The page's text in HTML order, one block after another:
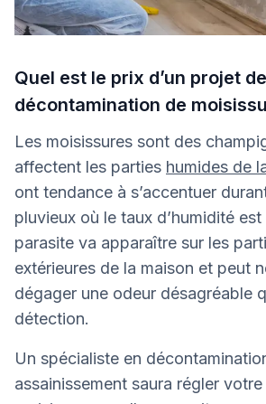
Quel est le prix d’un projet de
décontamination de
Les moisissures sont des
affectent les parties humides de
ont tendance à s’accentuer
pluvieux où le taux d’humidité
parasite va apparaître sur les
extérieures de la maison et peut
dégager une odeur désagréable
détection.
Un spécialiste en
assainissement saura régler